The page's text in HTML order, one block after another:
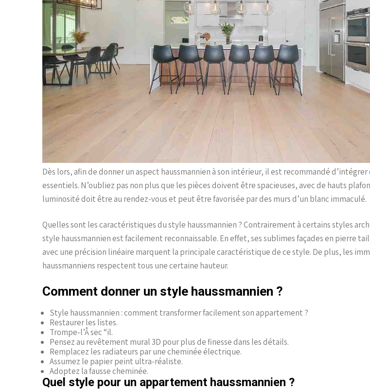
Dès lors, afin de donner un aspect haussmannien à son intérieur, il est recommandé
essentiels. N’oubliez pas non plus que les pièces doivent être spacieuses, avec de hauts
luminosité doit être au rendez-vous et peut être favorisée par des murs d’un blanc immaculé.
Quelles sont les caractéristiques du style haussmannien ? Contrairement à certains styles
style haussmannien est facilement reconnaissable. En effet, ses sublimes façades en pierre
avec une précision linéaire marquent la principale caractéristique de ce style. De plus, les
haussmanniens respectent tous une certaine hauteur.
Comment donner un style haussmannien ?
Style haussmannien : comment transformer facilement son appartement ?
Restaurer les listes.
Trompe-l’Å sec “il.
Pensez au revêtement mural 3D pour plus de finesse dans les détails.
Remplacez les radiateurs par une cheminée électrique.
Assumez le papier peint ultra-réaliste.
Adoptez la fausse cheminée.
Quel style pour un appartement haussmannien ?